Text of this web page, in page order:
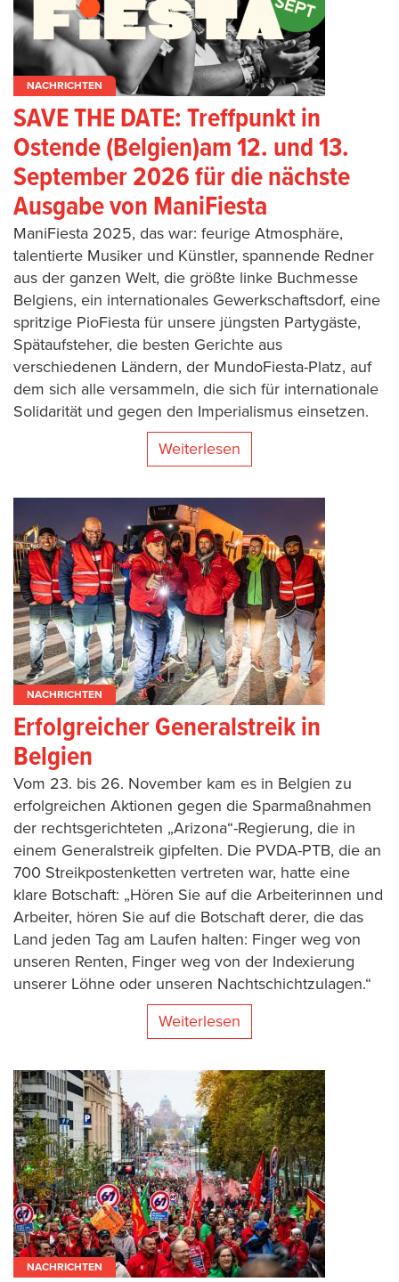
NACHRICHTEN
SAVE THE DATE: Treffpunkt in
Ostende (Belgien)am 12. und 13.
September 2026 für die nächste
Ausgabe von ManiFiesta
ManiFiesta 2025, das war: feurige Atmosphäre,
talentierte Musiker und Künstler, spannende Redner
aus der ganzen Welt, die größte linke Buchmesse
Belgiens, ein internationales Gewerkschaftsdorf, eine
spritzige PioFiesta für unsere jüngsten Partygäste,
Spätaufsteher, die besten Gerichte aus
verschiedenen Ländern, der MundoFiesta-Platz, auf
dem sich alle versammeln, die sich für internationale
Solidarität und gegen den Imperialismus einsetzen.
Weiterlesen
NACHRICHTEN
Erfolgreicher Generalstreik in
Belgien
Vom 23. bis 26. November kam es in Belgien zu
erfolgreichen Aktionen gegen die Sparmaßnahmen
der rechtsgerichteten „Arizona“-Regierung, die in
einem Generalstreik gipfelten. Die PVDA-PTB, die an
700 Streikpostenketten vertreten war, hatte eine
klare Botschaft: „Hören Sie auf die Arbeiterinnen und
Arbeiter, hören Sie auf die Botschaft derer, die das
Land jeden Tag am Laufen halten: Finger weg von
unseren Renten, Finger weg von der Indexierung
unserer Löhne oder unseren Nachtschichtzulagen.“
Weiterlesen
NACHRICHTEN